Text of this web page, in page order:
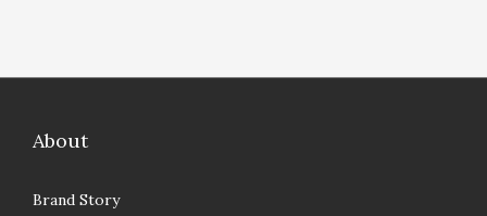
About
Brand Story